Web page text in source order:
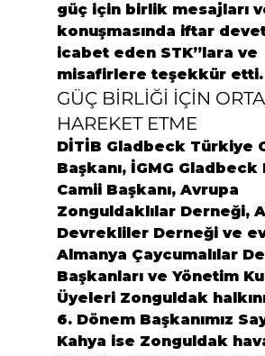
güç için birlik mesajları
konuşmasında iftar
icabet eden STK”lara ve
misafirlere teşekkür etti.
GÜÇ BİRLİĞİ İÇİN
HAREKET ETME
DİTİB Gladbeck Türkiye
Başkanı, İGMG Gladbeck
Camii Başkanı, Avrupa
Zonguldaklılar Derneği,
Devrekliler Derneği ve
Almanya Çaycumalılar
Başkanları ve Yönetim
Üyeleri Zonguldak
6. Dönem Başkanımız
Kahya ise Zonguldak